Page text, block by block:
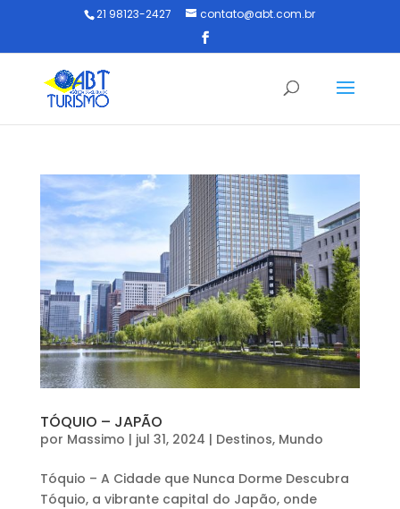
21 98123-2427 contato@abt.com.br
TÓQUIO – JAPÃO
por Massimo | jul 31, 2024 | Destinos, Mundo
Tóquio – A Cidade que Nunca Dorme Descubra
Tóquio, a vibrante capital do Japão, onde